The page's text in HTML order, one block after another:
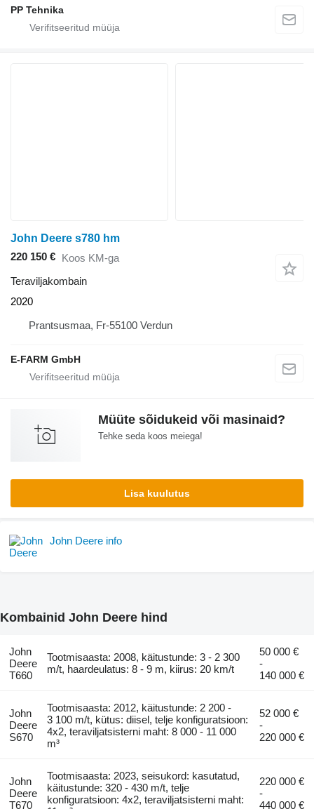
PP Tehnika
John Deere s780 hm
220 150 € Koos KM-ga
Teraviljakombain
2020
Prantsusmaa, Fr-55100 Verdun
E-FARM GmbH
Müüte sõidukeid või masinaid?
Tehke seda koos meiega!
Lisa kuulutus
John Deere info
Kombainid John Deere hind
John
Deere
T660
Tootmisaasta: 2008, käitustunde: 3 - 2 300
m/t, haardeulatus: 8 - 9 m, kiirus: 20 km/t
50 000 €
-
140 000 €
John
Deere
S670
Tootmisaasta: 2012, käitustunde: 2 200 -
3 100 m/t, kütus: diisel, telje konfiguratsioon:
4x2, teraviljatsisterni maht: 8 000 - 11 000
m³
52 000 €
-
220 000 €
John
Deere
T670
Tootmisaasta: 2023, seisukord: kasutatud,
käitustunde: 320 - 430 m/t, telje
konfiguratsioon: 4x2, teraviljatsisterni maht:
220 000 €
-
440 000 €